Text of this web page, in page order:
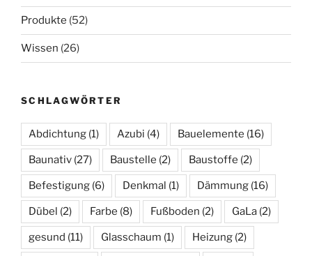
Produkte (52)
Wissen (26)
SCHLAGWÖRTER
Abdichtung (1) Azubi (4) Bauelemente (16)
Baunativ (27) Baustelle (2) Baustoffe (2)
Befestigung (6) Denkmal (1) Dämmung (16)
Dübel (2) Farbe (8) Fußboden (2) GaLa (2)
gesund (11) Glasschaum (1) Heizung (2)